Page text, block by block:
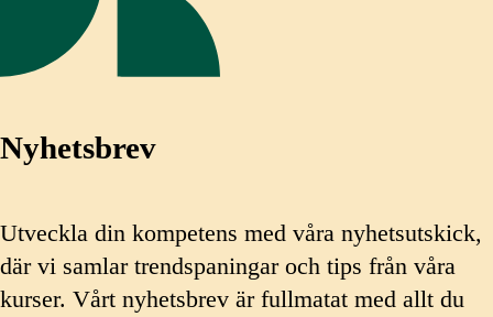
Nyhetsbrev
Utveckla din kompetens med våra nyhetsutskick,
där vi samlar trendspaningar och tips från våra
kurser. Vårt nyhetsbrev är fullmatat med allt du